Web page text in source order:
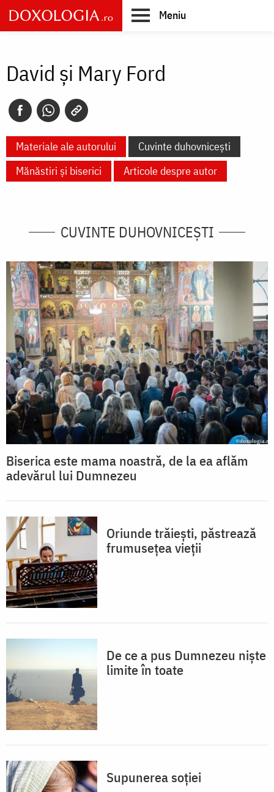
Skip
to
main
Meniu
David şi Mary Ford
Materiale ale autorului
Cuvinte duhovnicești
Mănăstiri și biserici
Articole despre autor
CUVINTE DUHOVNICEȘTI
Biserica este mama noastră, de la ea aflăm
adevărul lui Dumnezeu
Oriunde trăiești, păstrează
frumusețea vieții
De ce a pus Dumnezeu niște
limite în toate
Supunerea soției